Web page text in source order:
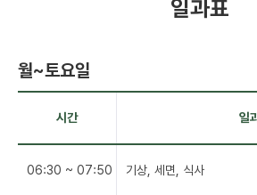
일과표
월~토요일
시간 일
06:30 ~ 07:50 기상, 세면, 식사